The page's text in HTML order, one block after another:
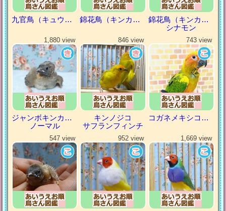
九官鳥（キュウカンチョウ） 錦花鳥（キンカチョウ）
錦花鳥（キンカチョウ）
シナモン
1,880 view
ジャンボキンカチョウ
ノーマル
846 view
キンノジコ
サフランフィンチ
743 view
コガネメキシコインコ
547 view 952 view 1,669 view